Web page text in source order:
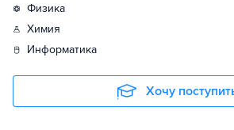
физика
химия
информатика
Хочу